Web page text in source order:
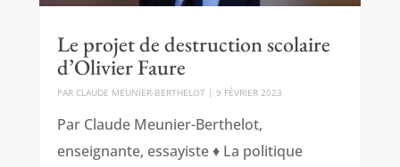
Le projet de destruction scolaire
d’Olivier Faure
PAR CLAUDE MEUNIER-BERTHELOT| 9 FÉVRIER 2023
Par Claude Meunier-Berthelot,
enseignante, essayiste ♦ La politique